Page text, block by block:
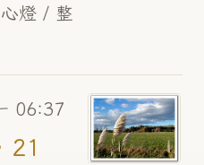
燈 / 整
06:37
21